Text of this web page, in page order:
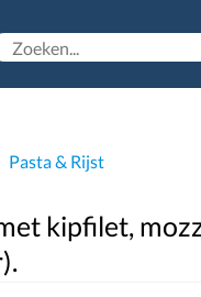
Pasta & Rijst
kipfilet,